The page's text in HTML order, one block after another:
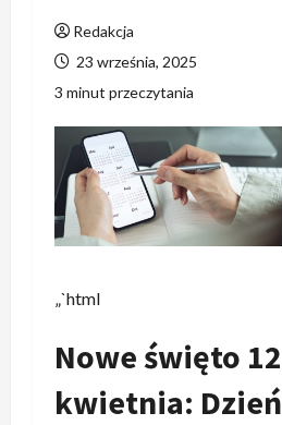
Redakcja
23 września, 2025
3 minut przeczytania
„`html
Nowe święto 12
kwietnia: Dzień